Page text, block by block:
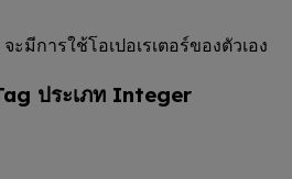
ะมีการใช้โอเปอเรเตอร์ของตัวเอง
ประเภท Integer